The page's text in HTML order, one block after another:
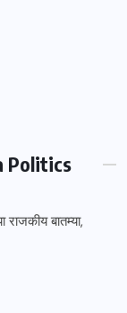
Politics
राजकीय बातम्या,